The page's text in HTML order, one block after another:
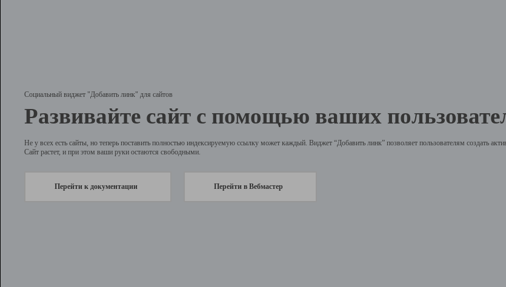
Социальный виджет "Добавить линк" для сайтов
Развивайте сайт с помощью ваших
Не у всех есть сайты, но теперь поставить полностью индексируемую ссылку может каждый. Виджет “Добавить линк” позволяет пользователям создать
Сайт растет, и при этом ваши руки остаются свободными.
Перейти к документации Перейти в Вебмастер